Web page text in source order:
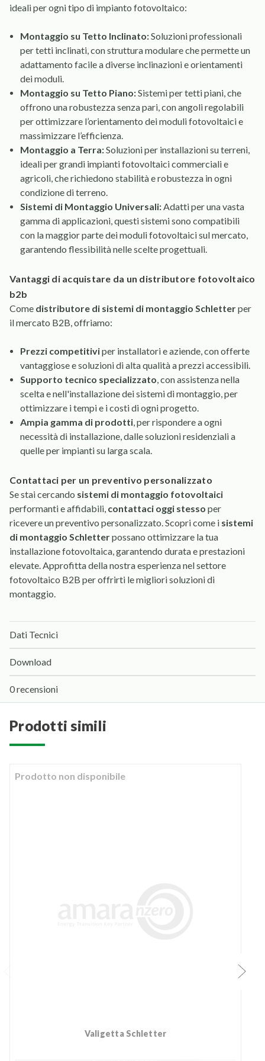
ideali per ogni tipo di impianto fotovoltaico:
Montaggio su Tetto Inclinato:Soluzioni professionali
per tetti inclinati, con struttura modulare che permette un
adattamento facile a diverse inclinazioni e orientamenti
dei moduli.
Montaggio su Tetto Piano:Sistemi per tetti piani, che
offrono una robustezza senza pari, con angoli regolabili
per ottimizzare l’orientamento dei moduli fotovoltaici e
massimizzare l’efficienza.
Montaggio a Terra:Soluzioni per installazioni su terreni,
ideali per grandi impianti fotovoltaici commerciali e
agricoli, che richiedono stabilità e robustezza in ogni
condizione di terreno.
Sistemi di Montaggio Universali:Adatti per una vasta
gamma di applicazioni, questi sistemi sono compatibili
con la maggior parte dei moduli fotovoltaici sul mercato,
garantendo flessibilità nelle scelte progettuali.
vantaggi di acquistare da un distributore fotovoltaico
b2b
Come distributore di sistemi di montaggio Schletterper
il mercato B2B, offriamo:
Prezzi competitiviper installatori e aziende, con offerte
vantaggiose e soluzioni di alta qualità a prezzi accessibili.
Supporto tecnico specializzato, con assistenza nella
scelta e nell'installazione dei sistemi di montaggio, per
ottimizzare i tempi e i costi di ogni progetto.
Ampia gamma di prodotti, per rispondere a ogni
necessità di installazione, dalle soluzioni residenziali a
quelle per impianti su larga scala.
contattaci per un preventivo personalizzato
Se stai cercando sistemi di montaggio fotovoltaici
performanti e affidabili, contattaci oggi stesso per
ricevere un preventivo personalizzato. Scopri come i sistemi
di montaggio Schletterpossano ottimizzare la tua
installazione fotovoltaica, garantendo durata e prestazioni
elevate. Approfitta della nostra esperienza nel settore
fotovoltaico B2B per offrirti le migliori soluzioni di
montaggio.
Dati Tecnici
Download
0 recensioni
prodotti simili
Prodotto non disponibile
Valigetta Schletter